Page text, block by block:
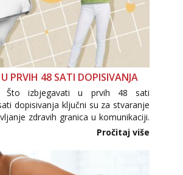
PRVIH 48 SATI DOPISIVANJA
Što izbjegavati u prvih 48 sati
dopisivanja ključni su za stvaranje
zdravih granica u komunikaciji.
otkrivanje osobnih ili intimnih
osoba još nije zaslužila to
Pročitaj više